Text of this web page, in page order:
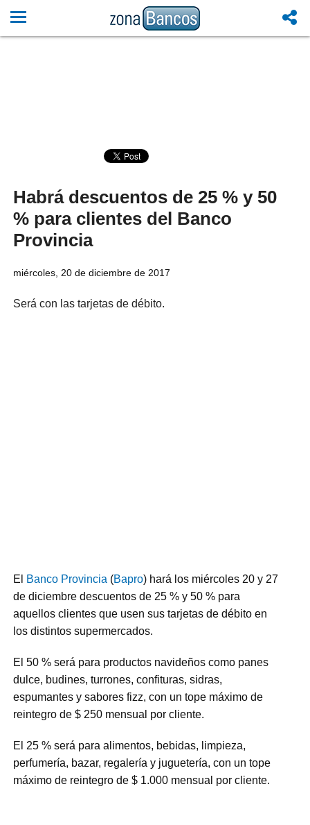
Habrá descuentos de 25 % y 50
% para clientes del Banco
Provincia
miércoles, 20 de diciembre de 2017
Será con las tarjetas de débito.
El Banco Provincia (Bapro) hará los miércoles 20 y 27
de diciembre descuentos de 25 % y 50 % para
aquellos clientes que usen sus tarjetas de débito en
los distintos supermercados.
El 50 % será para productos navideños como panes
dulce, budines, turrones, confituras, sidras,
espumantes y sabores fizz, con un tope máximo de
reintegro de $ 250 mensual por cliente.
El 25 % será para alimentos, bebidas, limpieza,
perfumería, bazar, regalería y juguetería, con un tope
máximo de reintegro de $ 1.000 mensual por cliente.